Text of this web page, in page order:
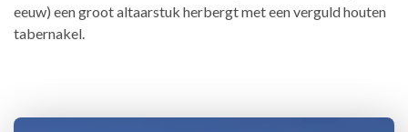
eeuw) een groot altaarstuk herbergt met een verguld houten
tabernakel.